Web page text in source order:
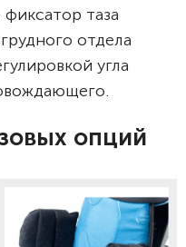
таза
отдела
угла
опций